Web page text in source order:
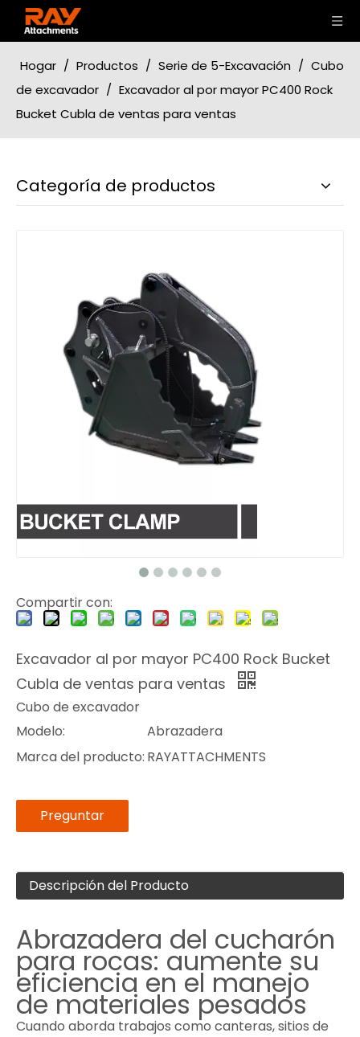
Hogar / Productos / Serie de 5-Excavación / Cubo
de excavador / Excavador al por mayor PC400 Rock
Bucket Cubla de ventas para ventas
Categoría de productos
Compartir con:
Excavador al por mayor PC400 Rock Bucket
Cubla de ventas para ventas
Cubo de excavador
Modelo:
Abrazadera
Marca del producto: RAYATTACHMENTS
Preguntar
Descripción del Producto
Abrazadera del cucharón
para rocas: aumente su
eficiencia en el manejo
de materiales pesados
Cuando aborda trabajos como canteras, sitios de